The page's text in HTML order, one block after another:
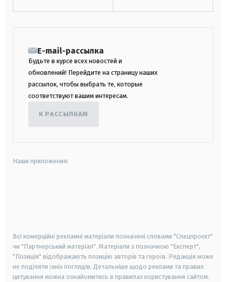
E-mail-рассылка
Будьте в курсе всех новостей и
обновлений! Перейдите на страницу наших
рассылок, чтобы выбрать те, которые
соответствуют вашим интересам.
К РАССЫЛКАМ
Наши приложения:
Всі комерційні рекламні матеріали позначені словами "Спецпроєкт"
чи "Партнерський матеріал". Матеріали з позначкою "Експерт",
"Позиція" відображають позицію авторів та героїв. Редакція може
не поділяти їхніх поглядів. Детальніше щодо реклами та правил
цитування можна ознайомитись в правилах користування сайтом.